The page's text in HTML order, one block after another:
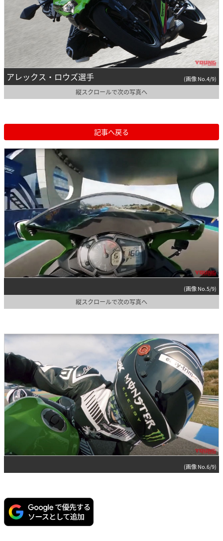
アレックス・ロウズ選手 (画像 No.4/9)
縦スクロールで次の写真へ
記事へ戻る
(画像 No.5/9)
縦スクロールで次の写真へ
(画像 No.6/9)